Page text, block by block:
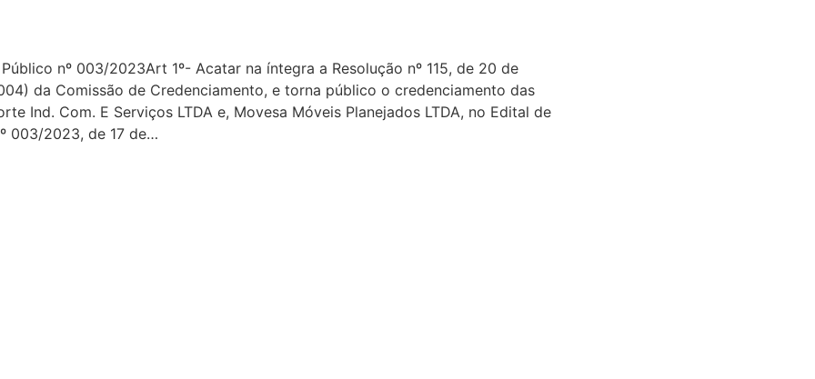
nº 003/2023Art 1º- Acatar na íntegra a Resolução nº 115, de 20 de
da Comissão de Credenciamento, e torna público o credenciamento das
Ind. Com. E Serviços LTDA e, Movesa Móveis Planejados LTDA, no Edital de
003/2023, de 17 de…